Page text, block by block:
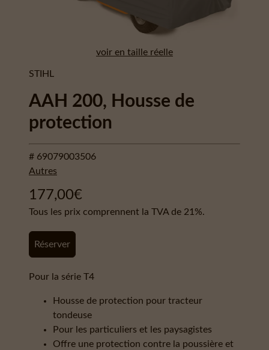
voir en taille réelle
STIHL
AAH 200, Housse de
protection
# 69079003506
Autres
177,00€
Tous les prix comprennent la TVA de 21%.
Réserver
Pour la série T4
Housse de protection pour tracteur
tondeuse
Pour les particuliers et les paysagistes
Offre une protection contre la poussière et